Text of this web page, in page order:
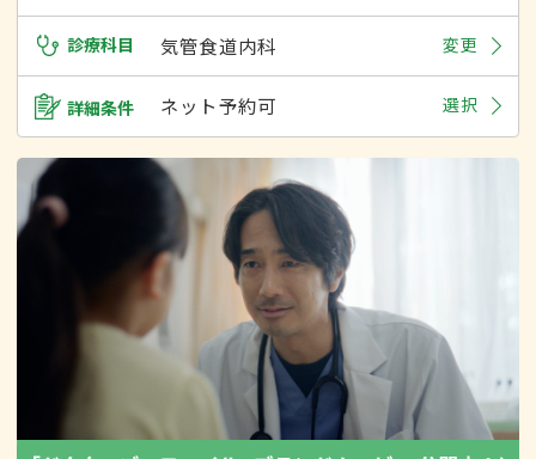
診療科目 気管食道内科 変更
詳細条件 ネット予約可 選択